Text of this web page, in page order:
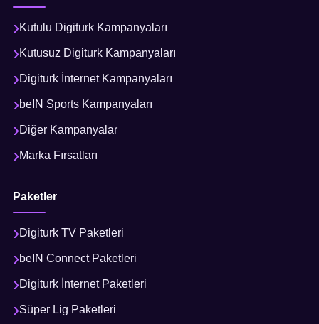
Kutulu Digiturk Kampanyaları
Kutusuz Digiturk Kampanyaları
Digiturk İnternet Kampanyaları
beIN Sports Kampanyaları
Diğer Kampanyalar
Marka Fırsatları
Paketler
Digiturk TV Paketleri
beIN Connect Paketleri
Digiturk İnternet Paketleri
Süper Lig Paketleri